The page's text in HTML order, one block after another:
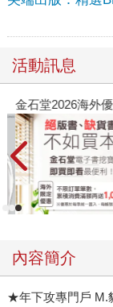
活動訊息
金石堂2026海外
內容簡介
★年下攻專門戶 M.